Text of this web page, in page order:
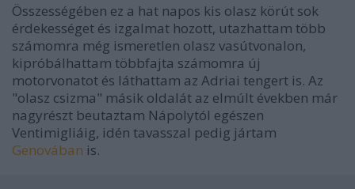
Összességében ez a hat napos kis olasz körút sok
érdekességet és izgalmat hozott, utazhattam több
számomra még ismeretlen olasz vasútvonalon,
kipróbálhattam többfajta számomra új
motorvonatot és láthattam az Adriai tengert is. Az
"olasz csizma" másik oldalát az elmúlt években már
nagyrészt beutaztam Nápolytól egészen
Ventimigliáig, idén tavasszal pedig jártam
Genovában is.